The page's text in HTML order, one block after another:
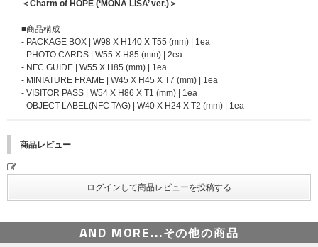
＜Charm of HOPE (‘MONA LISA’ ver.)＞
■商品構成
- PACKAGE BOX | W98 X H140 X T55 (mm) | 1ea
- PHOTO CARDS | W55 X H85 (mm) | 2ea
- NFC GUIDE | W55 X H85 (mm) | 1ea
- MINIATURE FRAME | W45 X H45 X T7 (mm) | 1ea
- VISITOR PASS | W54 X H86 X T1 (mm) | 1ea
- OBJECT LABEL(NFC TAG) | W40 X H24 X T2 (mm) | 1ea
商品レビュー
AND MORE...その他の商品